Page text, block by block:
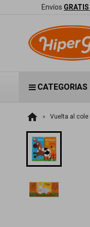
Envíos GRATIS
CATEGORIAS
home Vuelta al cole